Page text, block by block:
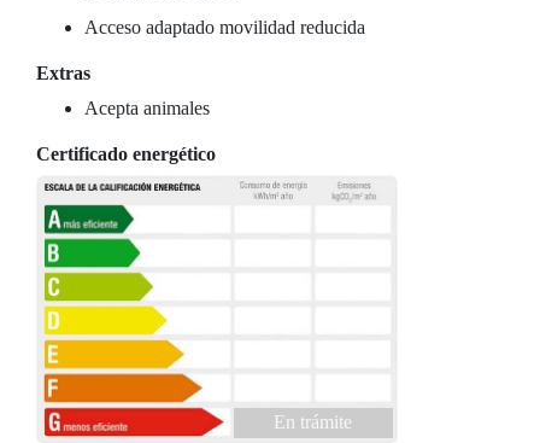
Acceso adaptado movilidad reducida
Extras
Acepta animales
Certificado energético
En trámite